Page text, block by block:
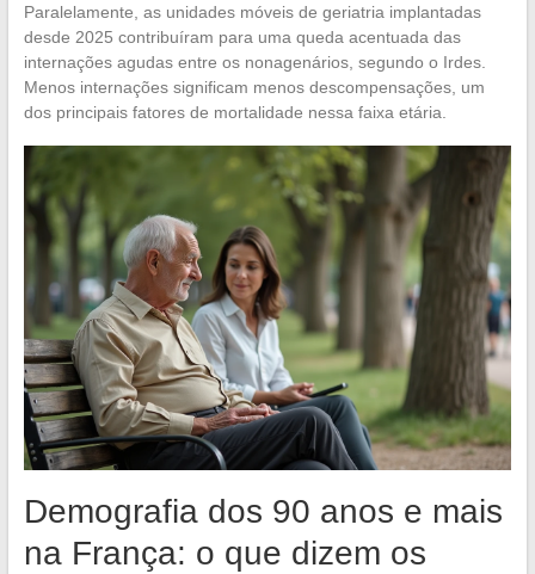
Paralelamente, as unidades móveis de geriatria implantadas
desde 2025 contribuíram para uma queda acentuada das
internações agudas entre os nonagenários, segundo o Irdes.
Menos internações significam menos descompensações, um
dos principais fatores de mortalidade nessa faixa etária.
Demografia dos 90 anos e mais
na França: o que dizem os